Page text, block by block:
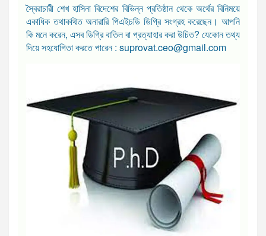
স্বৈরাচারী শেখ হাসিনা বিদেশের বিভিন্ন প্রতিষ্ঠান থেকে অর্থের বিনিময়ে
একাধিক তথাকথিত অনারারি পিএইচডি ডিগ্রি সংগ্রহ করেছেন। আপনি
কি মনে করেন, এসব ডিগ্রি বাতিল বা প্রত্যাহার করা উচিত? যেকোন তথ্য
দিয়ে সহযোগিতা করতে পারেন : suprovat.ceo@gmail.com